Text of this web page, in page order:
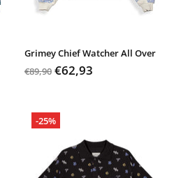
Grimey Chief Watcher All Over
€89,90 €62,93
-25%